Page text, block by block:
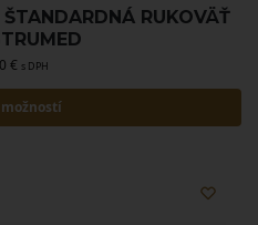
RUKOVÄŤ
€ s DPH